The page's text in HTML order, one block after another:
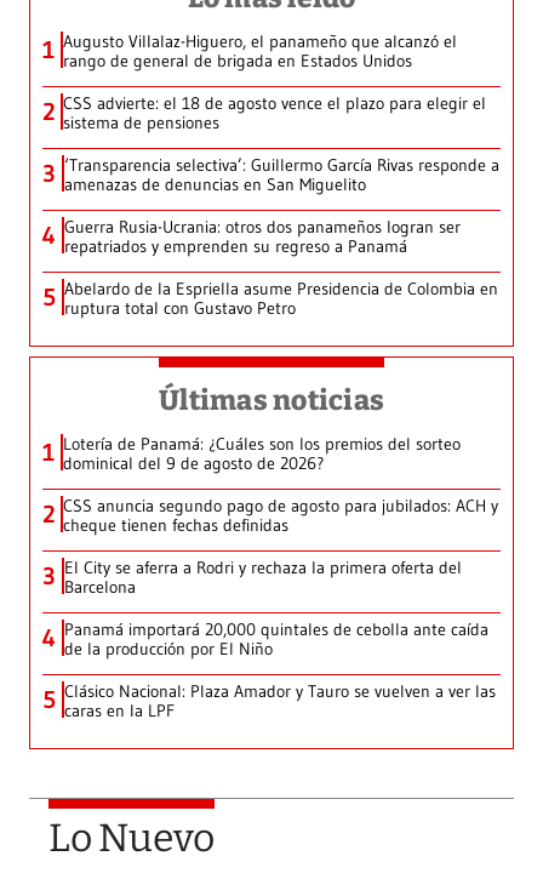
1 Augusto Villalaz-Higuero, el panameño que alcanzó el
rango de general de brigada en Estados Unidos
2 CSS advierte: el 18 de agosto vence el plazo para elegir el
sistema de pensiones
3 ‘Transparencia selectiva’: Guillermo García Rivas responde a
amenazas de denuncias en San Miguelito
4 Guerra Rusia-Ucrania: otros dos panameños logran ser
repatriados y emprenden su regreso a Panamá
5 Abelardo de la Espriella asume Presidencia de Colombia en
ruptura total con Gustavo Petro
Últimas noticias
1 Lotería de Panamá: ¿Cuáles son los premios del sorteo
dominical del 9 de agosto de 2026?
2 CSS anuncia segundo pago de agosto para jubilados: ACH y
cheque tienen fechas definidas
3 El City se aferra a Rodri y rechaza la primera oferta del
Barcelona
4 Panamá importará 20,000 quintales de cebolla ante caída
de la producción por El Niño
5 Clásico Nacional: Plaza Amador y Tauro se vuelven a ver las
caras en la LPF
Lo Nuevo